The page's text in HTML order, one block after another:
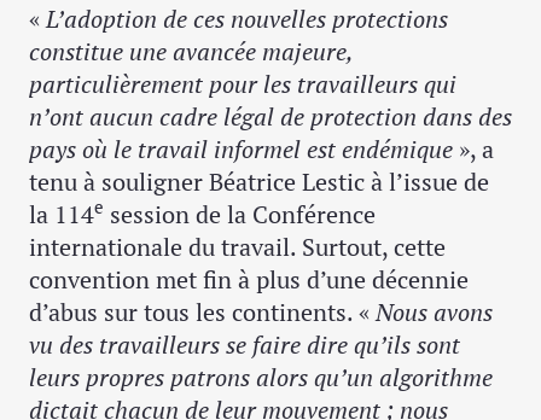
«L’adoption de ces nouvelles protections
constitue une avancée majeure,
particulièrement pour les travailleurs qui
n’ont aucun cadre légal de protection dans des
pays où le travail informel est endémique », a
tenu à souligner Béatrice Lestic à l’issue de
la 114e session de la Conférence
internationale du travail. Surtout, cette
convention met fin à plus d’une décennie
d’abus sur tous les continents. «Nous avons
vu des travailleurs se faire dire qu’ils sont
leurs propres patrons alors qu’un algorithme
dictait chacun de leur mouvement ; nous